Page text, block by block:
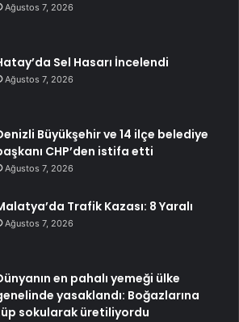
Ağustos 7, 2026
Sel Hasarı İncelendi
Ağustos 7, 2026
Büyükşehir ve 14 ilçe belediye
CHP’den istifa etti
Ağustos 7, 2026
Trafik Kazası: 8 Yaralı
Ağustos 7, 2026
en pahalı yemeği ülke
yasaklandı: Boğazlarına
sokularak üretiliyordu